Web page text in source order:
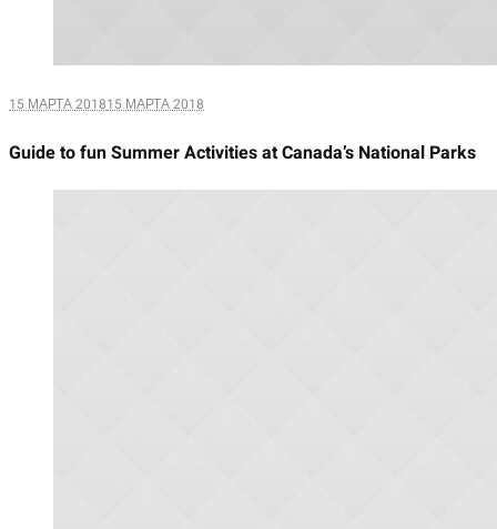
15 МАРТА 201815 МАРТА 2018
Guide to fun Summer Activities at Canada’s National Parks